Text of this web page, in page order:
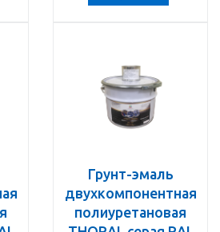
Грунт-эмаль
двухкомпонентная
полиуретановая